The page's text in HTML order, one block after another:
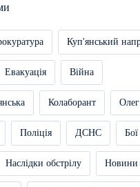
Куп'янський
Евакуація Війна
Колаборант
Поліція ДСНС
Наслідки обстрілу Новини